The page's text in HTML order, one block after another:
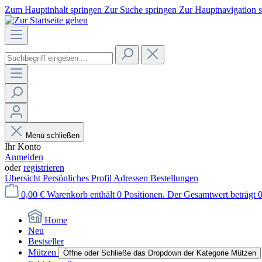
Zum Hauptinhalt springen Zur Suche springen Zur Hauptnavigation
Menü schließen
Ihr Konto
Anmelden
oderregistrieren
Übersicht Persönliches Profil Adressen Bestellungen
0,00 € Warenkorb enthält 0 Positionen. Der Gesamtwert beträgt
Home
Neu
Bestseller
Mützen
Öffne oder Schließe das Dropdown der Kategorie Mützen